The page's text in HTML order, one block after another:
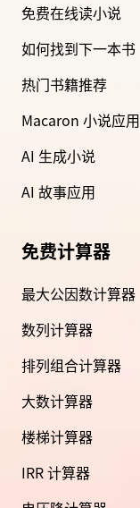
免费在线读小说
如何找到下一本书
热门书籍推荐
Macaron 小说应用
AI 生成小说
AI 故事应用
免费计算器
最大公因数计算器
数列计算器
排列组合计算器
大数计算器
楼梯计算器
IRR 计算器